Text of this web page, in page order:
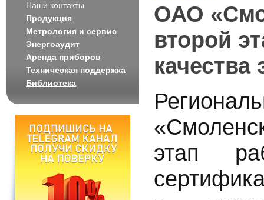
Наши контакты
Продукция
Метрология и сервис
Энергоаудит
Аренда приборов
Техническая поддержка
Библиотека
ОАО
второй
качества
этап